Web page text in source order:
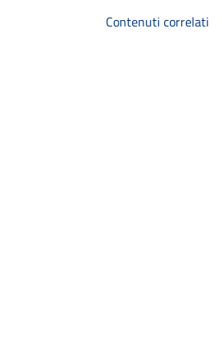
Contenuti correlati